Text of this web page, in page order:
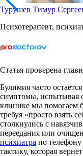
Турушев Тимур
Психотерапевт,
Статья проверена
Булимия часто
симптомы, испытывая
клинике мы помогаем
требуя «просто взять
столкнулись с
переедания или
психиатра по телефону
тактику, которая